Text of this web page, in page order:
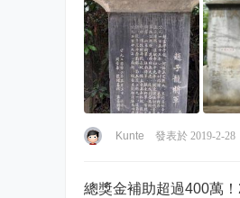
Kunte 發表於 2019-2-28
總獎金補助超過400萬